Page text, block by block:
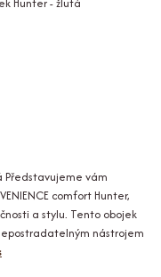
Představujeme vám
comfort Hunter,
a stylu. Tento obojek
nástrojem